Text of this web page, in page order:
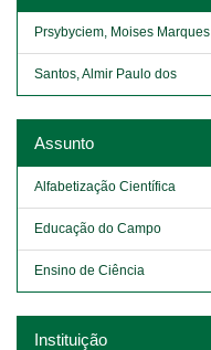
Prsybyciem, Moises Marques
Santos, Almir Paulo dos
Assunto
Alfabetização Científica
Educação do Campo
Ensino de Ciência
Instituição